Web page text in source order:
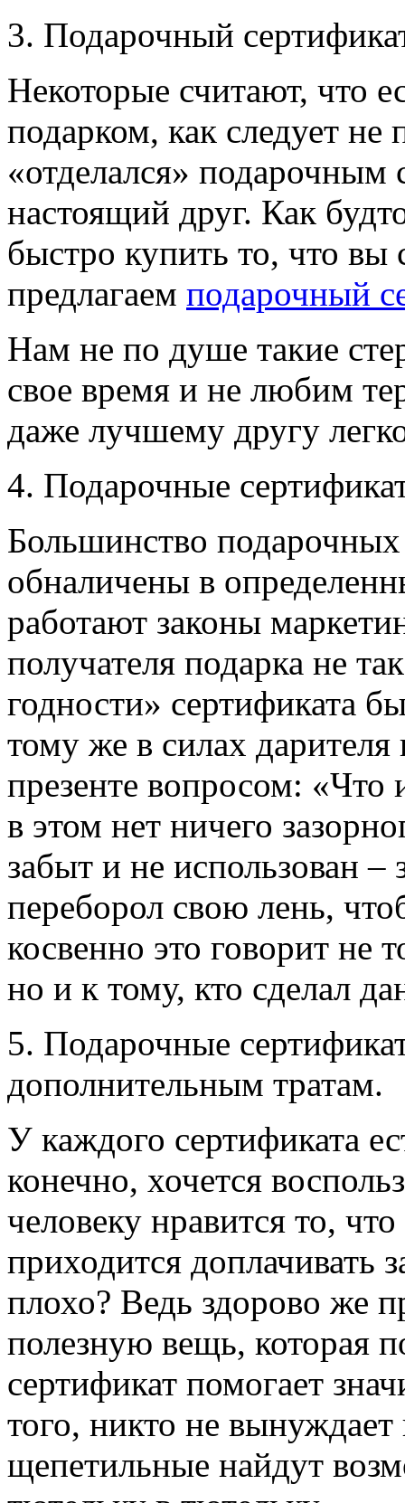
3. Подарочный
Некоторые считают, что
подарком, как следует не
«отделался» подарочным
настоящий друг. Как
быстро купить то, что
предлагаем подарочный
Нам не по душе такие
свое время и не любим
даже лучшему другу
4. Подарочные
Большинство
обналичены в
работают законы
получателя подарка не
годности» сертификата
тому же в силах
презенте вопросом:
в этом нет ничего
забыт и не использован –
переборол свою лень,
косвенно это говорит не
но и к тому, кто сделал
5. Подарочные
дополнительным тратам.
У каждого сертификата
конечно, хочется
человеку нравится то,
приходится доплачивать
плохо? Ведь здорово же
полезную вещь, которая
сертификат помогает
того, никто не
щепетильные найдут